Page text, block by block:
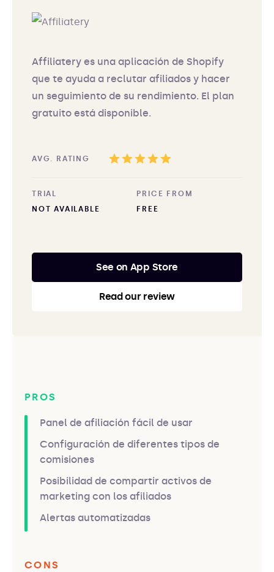
Affiliatery es una aplicación de Shopify
que te ayuda a reclutar afiliados y hacer
un seguimiento de su rendimiento. El plan
gratuito está disponible.
AVG. RATING
TRIAL
NOT AVAILABLE
PRICE FROM
FREE
See on App Store
Read our review
PROS
Panel de afiliación fácil de usar
Configuración de diferentes tipos de
comisiones
Posibilidad de compartir activos de
marketing con los afiliados
Alertas automatizadas
CONS